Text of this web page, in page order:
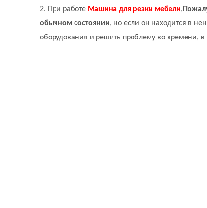
2. При работе Машина для резки мебели,
обычном состоянии, но если он находится в
оборудования и решить проблему во времени,